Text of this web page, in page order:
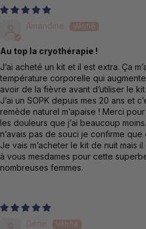
Amandine
Au top la cryothérapie !
J’ai acheté un kit et il est extra. Ça
température corporelle qui
avoir de la fièvre avant d’utiliser le kit
J’ai un SOPK depuis mes 20 ans et
remède naturel m’apaise ! Merci
les douleurs que j’ai beaucoup
n’avais pas de souci je confirme
Je vais m’acheter le kit de nuit mais
à vous mesdames pour cette
nombreuses femmes.
Gene